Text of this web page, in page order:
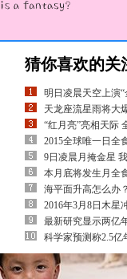
猜你喜欢的关
明日凌晨天空上演“
天龙座流星雨将大
“红月亮”亮相天际
2015全球唯一日全
9日凌晨月掩金星
本月底将发生月全
海平面升高怎么办
2016年3月8日木星
最新研究显示两亿
科学家预测称2.5